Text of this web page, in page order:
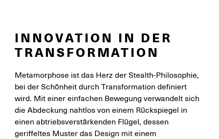
INNOVATION IN DER
TRANSFORMATION
Metamorphose ist das Herz der Stealth-Philosophie,
bei der Schönheit durch Transformation definiert
wird. Mit einer einfachen Bewegung verwandelt sich
die Abdeckung nahtlos von einem Rückspiegel in
einen abtriebsverstärkenden Flügel, dessen
geriffeltes Muster das Design mit einem